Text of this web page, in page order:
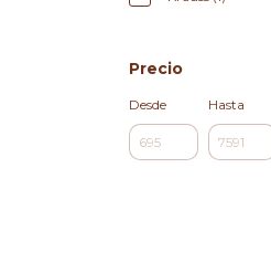
Precio
Desde Hasta